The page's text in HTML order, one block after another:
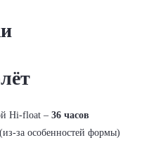
Hi-float – 36 часов
(из-за особенностей формы)